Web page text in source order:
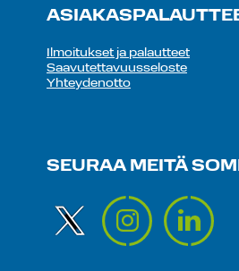
Ilmoitukset ja palautteet
Saavutettavuusseloste
Yhteydenotto
SEURAA MEITÄ